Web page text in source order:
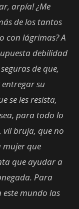
arpía! ¿Me
de los tantos
con lágrimas? A
debilidad
de que,
su
se les resista,
para todo lo
vil bruja, que no
mujer que
que ayudar a
Para
mundo las